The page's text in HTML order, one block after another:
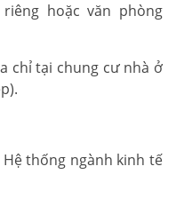
hoặc văn phòng
chỉ tại chung cư nhà ở
thống ngành kinh tế